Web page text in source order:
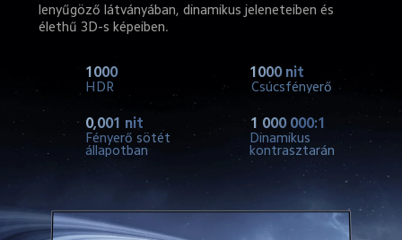
lenyűgöző látványában, dinamikus jeleneteiben és
élethű 3D-s képeiben.
1000
HDR
1000 nit
Csúcsfényerő
0,001 nit
Fényerő sötét
állapotban
1 000 000:1
Dinamikus
kontrasztarány